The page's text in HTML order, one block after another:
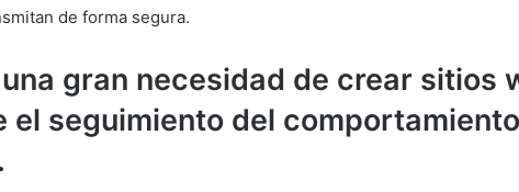
de forma segura.
gran necesidad de crear sitios
el seguimiento del